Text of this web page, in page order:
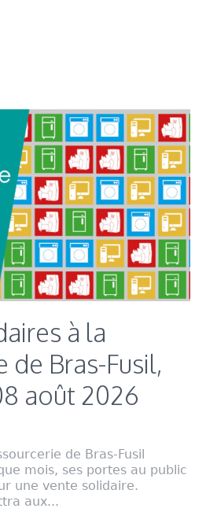
à la
de Bras-Fusil,
août 2026
de Bras-Fusil
mois, ses portes au public
une vente solidaire.
aux...